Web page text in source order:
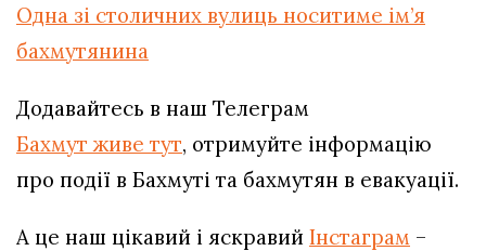
Одна зі столичних вулиць носитиме ім’я
бахмутянина
Додавайтесь в наш Телеграм
Бахмут живе тут, отримуйте інформацію
про події в Бахмуті та бахмутян в евакуації.
А це наш цікавий і яскравий Інстаграм –